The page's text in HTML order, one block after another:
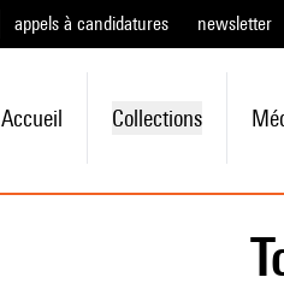
appels à candidatures newsletter
Accueil Collections